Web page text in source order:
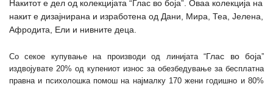
Накитот е дел од колекцијата “Глас во боја” . Оваа колекција на
накит е дизајнирана и изработена од Дани, Мира, Теа, Јелена,
Афродита, Ели и нивните деца.
Со секое купување на производи од линијата “Глас во боја”
издвојувате 20% од купениот износ за обезбедување за бесплатна
правна и психолошка помош на најмалку 170 жени годишно и 80%